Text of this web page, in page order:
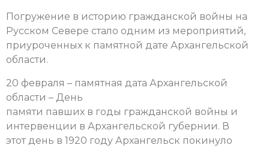
Погружение в историю гражданской войны на
Русском Севере стало одним из мероприятий,
приуроченных к памятной дате Архангельской
области.
20 февраля – памятная дата Архангельской
области – День
памяти павших в годы гражданской войны и
интервенции в Архангельской губернии. В
этот день в 1920 году Архангельск покинуло